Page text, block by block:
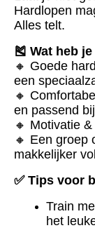
Hardlopen
Alles telt.
🎽 Wat heb
🔸 Goede
een
🔸
en passend
🔸 Motivatie
🔸 Een groep
makkelijker vol
✅ Tips voor
Train
het